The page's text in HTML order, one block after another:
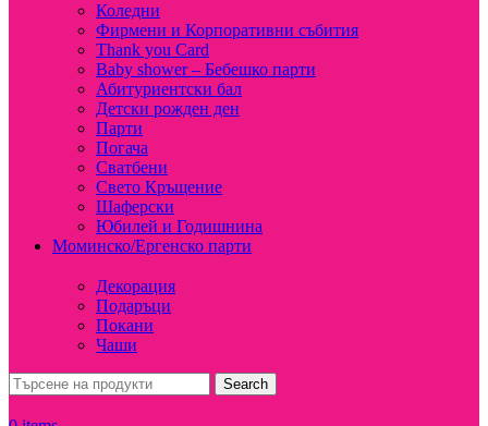
Коледни
Фирмени и Корпоративни събития
Thank you Card
Baby shower – Бебешко парти
Абитуриентски бал
Детски рожден ден
Парти
Погача
Сватбени
Свето Кръщение
Шаферски
Юбилей и Годишнина
Моминско/Ергенско парти
Декорация
Подаръци
Покани
Чаши
Search